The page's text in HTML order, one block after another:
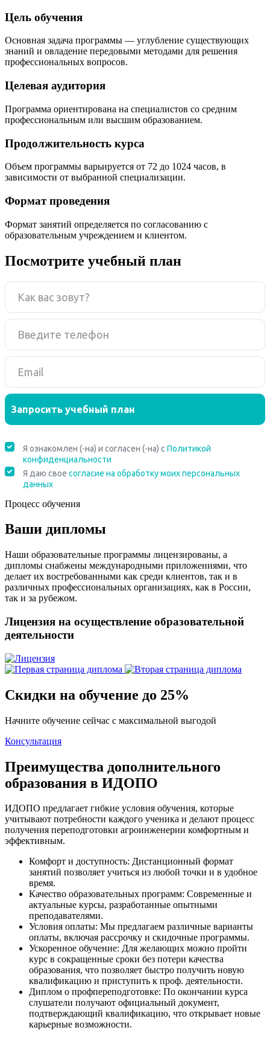
Цель обучения
Основная задача программы — углубление существующих
знаний и овладение передовыми методами для решения
профессиональных вопросов.
Целевая аудитория
Программа ориентирована на специалистов со средним
профессиональным или высшим образованием.
Продолжительность курса
Объем программы варьируется от 72 до 1024 часов, в
зависимости от выбранной специализации.
Формат проведения
Формат занятий определяется по согласованию с
образовательным учреждением и клиентом.
Посмотрите учебный план
Процесс обучения
Ваши дипломы
Наши образовательные программы лицензированы, а
дипломы снабжены международными приложениями, что
делает их востребованными как среди клиентов, так и в
различных профессиональных организациях, как в России,
так и за рубежом.
Лицензия на осуществление образовательной
деятельности
Скидки на обучение до 25%
Начните обучение сейчас с максимальной выгодой
Консультация
Преимущества дополнительного
образования в ИДОПО
ИДОПО предлагает гибкие условия обучения, которые
учитывают потребности каждого ученика и делают процесс
получения переподготовки агроинженерии комфортным и
эффективным.
Комфорт и доступность: Дистанционный формат
занятий позволяет учиться из любой точки и в удобное
время.
Качество образовательных программ: Современные и
актуальные курсы, разработанные опытными
преподавателями.
Условия оплаты: Мы предлагаем различные варианты
оплаты, включая рассрочку и скидочные программы.
Ускоренное обучение: Для желающих можно пройти
курс в сокращенные сроки без потери качества
образования, что позволяет быстро получить новую
квалификацию и приступить к проф. деятельности.
Диплом о профпереподготовке: По окончании курса
слушатели получают официальный документ,
подтверждающий квалификацию, что открывает новые
карьерные возможности.